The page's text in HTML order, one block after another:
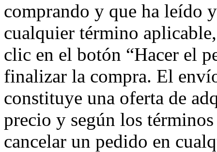
comprando y que ha leído
cualquier término
clic en el botón “Hacer el
finalizar la compra. El
constituye una oferta de
precio y según los
cancelar un pedido en